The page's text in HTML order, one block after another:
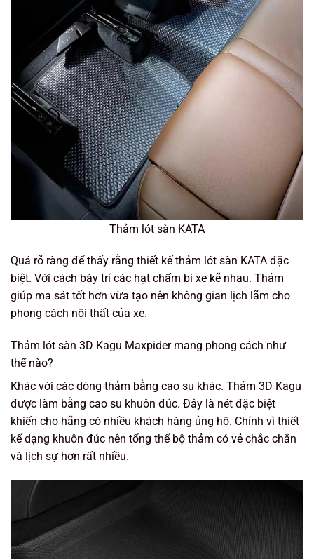
Thảm lót sàn KATA
Quá rõ ràng để thấy rằng thiết kế thảm lót sàn KATA đặc
biệt. Với cách bày trí các hạt chấm bi xe kẽ nhau. Thảm
giúp ma sát tốt hơn vừa tạo nên không gian lịch lãm cho
phong cách nội thất của xe.
Thảm lót sàn 3D Kagu Maxpider mang phong cách như
thế nào?
Khác với các dòng thảm bằng cao su khác. Thảm 3D Kagu
được làm bằng cao su khuôn đúc. Đây là nét đặc biệt
khiến cho hãng có nhiều khách hàng ủng hộ. Chính vì thiết
kế dạng khuôn đúc nên tổng thể bộ thảm có vẻ chắc chắn
và lịch sự hơn rất nhiều.